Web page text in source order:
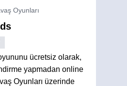
Oyunları
ücretsiz olarak,
yapmadan online
Oyunları üzerinde